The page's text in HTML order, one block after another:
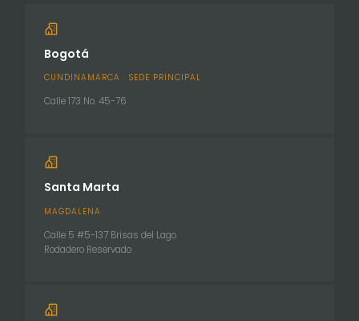
Bogotá
CUNDINAMARCA · SEDE PRINCIPAL
Calle 173 No. 45-76
Santa Marta
MAGDALENA
Calle 5 #5-137 Brisas del Lago
Rodadero Reservado